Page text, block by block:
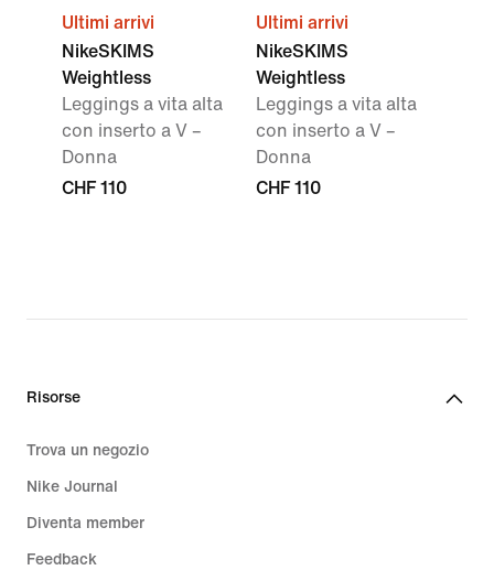
Ultimi arrivi
NikeSKIMS
Weightless
Leggings a vita alta
con inserto a V –
Donna
CHF 110
Ultimi arrivi
NikeSKIMS
Weightless
Leggings a vita alta
con inserto a V –
Donna
CHF 110
Risorse
Trova un negozio
Nike Journal
Diventa member
Feedback